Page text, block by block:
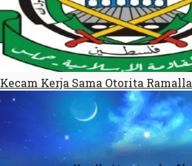
Kecam Kerja Sama Otorita